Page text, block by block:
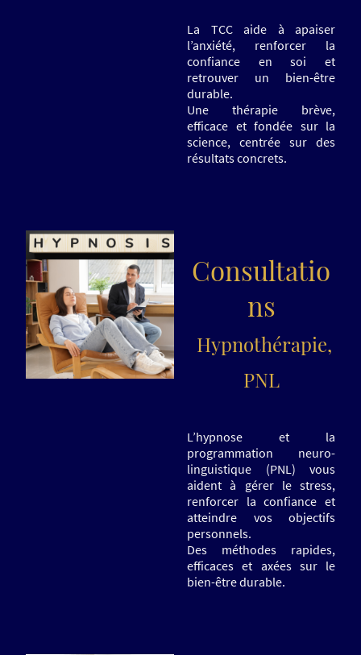
La TCC aide à apaiser
l’anxiété, renforcer la
confiance en soi et
retrouver un bien-être
durable.
Une thérapie brève,
efficace et fondée sur la
science, centrée sur des
résultats concrets.
Consultatio
ns
Hypnothérapie,
PNL
L’hypnose et la
programmation neuro-
linguistique (PNL) vous
aident à gérer le stress,
renforcer la confiance et
atteindre vos objectifs
personnels.
Des méthodes rapides,
efficaces et axées sur le
bien-être durable.